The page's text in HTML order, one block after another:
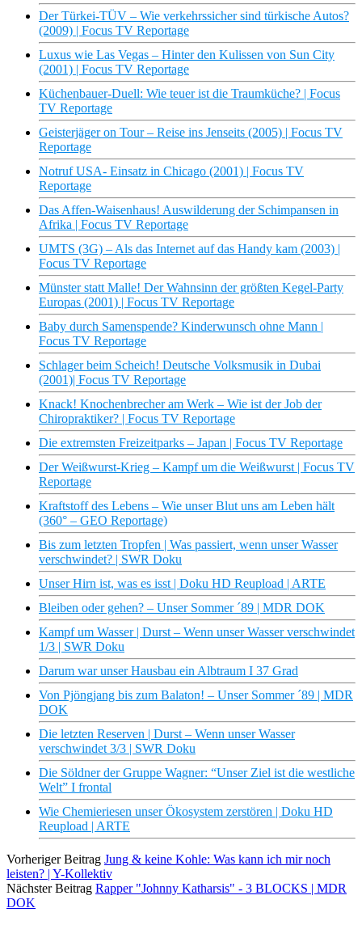
Der Türkei-TÜV – Wie verkehrssicher sind türkische Autos?
(2009) | Focus TV Reportage
Luxus wie Las Vegas – Hinter den Kulissen von Sun City
(2001) | Focus TV Reportage
Küchenbauer-Duell: Wie teuer ist die Traumküche? | Focus
TV Reportage
Geisterjäger on Tour – Reise ins Jenseits (2005) | Focus TV
Reportage
Notruf USA- Einsatz in Chicago (2001) | Focus TV
Reportage
Das Affen-Waisenhaus! Auswilderung der Schimpansen in
Afrika | Focus TV Reportage
UMTS (3G) – Als das Internet auf das Handy kam (2003) |
Focus TV Reportage
Münster statt Malle! Der Wahnsinn der größten Kegel-Party
Europas (2001) | Focus TV Reportage
Baby durch Samenspende? Kinderwunsch ohne Mann |
Focus TV Reportage
Schlager beim Scheich! Deutsche Volksmusik in Dubai
(2001)| Focus TV Reportage
Knack! Knochenbrecher am Werk – Wie ist der Job der
Chiropraktiker? | Focus TV Reportage
Die extremsten Freizeitparks – Japan | Focus TV Reportage
Der Weißwurst-Krieg – Kampf um die Weißwurst | Focus TV
Reportage
Kraftstoff des Lebens – Wie unser Blut uns am Leben hält
(360° – GEO Reportage)
Bis zum letzten Tropfen | Was passiert, wenn unser Wasser
verschwindet? | SWR Doku
Unser Hirn ist, was es isst | Doku HD Reupload | ARTE
Bleiben oder gehen? – Unser Sommer ´89 | MDR DOK
Kampf um Wasser | Durst – Wenn unser Wasser verschwindet
1/3 | SWR Doku
Darum war unser Hausbau ein Albtraum I 37 Grad
Von Pjöngjang bis zum Balaton! – Unser Sommer ´89 | MDR
DOK
Die letzten Reserven | Durst – Wenn unser Wasser
verschwindet 3/3 | SWR Doku
Die Söldner der Gruppe Wagner: “Unser Ziel ist die westliche
Welt” I frontal
Wie Chemieriesen unser Ökosystem zerstören | Doku HD
Reupload | ARTE
Vorheriger Beitrag Jung & keine Kohle: Was kann ich mir noch
leisten? | Y-Kollektiv
Nächster Beitrag Rapper "Johnny Katharsis" - 3 BLOCKS | MDR
DOK